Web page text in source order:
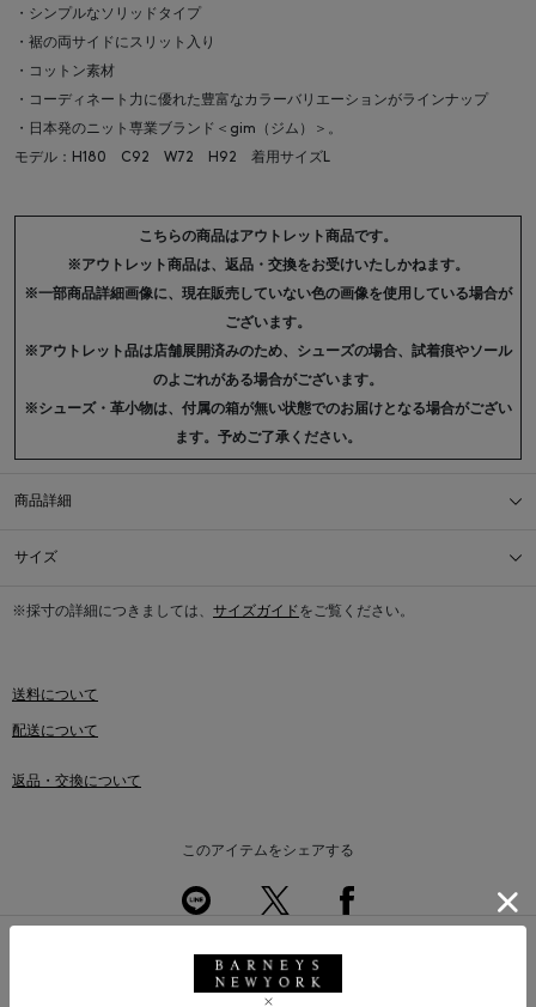
・シンプルなソリッドタイプ
・裾の両サイドにスリット入り
・コットン素材
・コーディネート力に優れた豊富なカラーバリエーションがラインナップ
・日本発のニット専業ブランド＜gim（ジム）＞。
モデル：H180 C92 W72 H92 着用サイズL
こちらの商品はアウトレット商品です。
※アウトレット商品は、返品・交換をお受けいたしかねます。
※一部商品詳細画像に、現在販売していない色の画像を使用している場合が
ございます。
※アウトレット品は店舗展開済みのため、シューズの場合、試着痕やソール
のよごれがある場合がございます。
※シューズ・革小物は、付属の箱が無い状態でのお届けとなる場合がござい
ます。予めご了承ください。
商品詳細
サイズ
※採寸の詳細につきましては、 サイズガイドをご覧ください。
送料について
配送について
返品・交換について
このアイテムをシェアする